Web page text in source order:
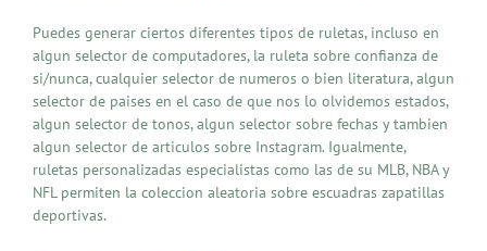
Puedes generar ciertos diferentes tipos de ruletas, incluso en
algun selector de computadores, la ruleta sobre confianza de
si/nunca, cualquier selector de numeros o bien literatura, algun
selector de paises en el caso de que nos lo olvidemos estados,
algun selector de tonos, algun selector sobre fechas y tambien
algun selector de articulos sobre Instagram. Igualmente,
ruletas personalizadas especialistas como las de su MLB, NBA y
NFL permiten la coleccion aleatoria sobre escuadras zapatillas
deportivas.